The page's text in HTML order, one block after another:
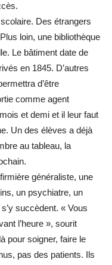
Des étrangers
loin, une bibliothèque
Le bâtiment date de
en 1845. D’autres
d’être
comme agent
et demi et il leur faut
Un des élèves a déjà
au tableau, la
généraliste, une
un psychiatre, un
succèdent. « Vous
l’heure », sourit
pour soigner, faire le
pas des patients. Ils